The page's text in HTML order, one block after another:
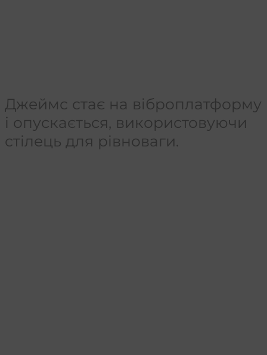
Джеймс стає на віброплатформу
і опускається, використовуючи
стілець для рівноваги.